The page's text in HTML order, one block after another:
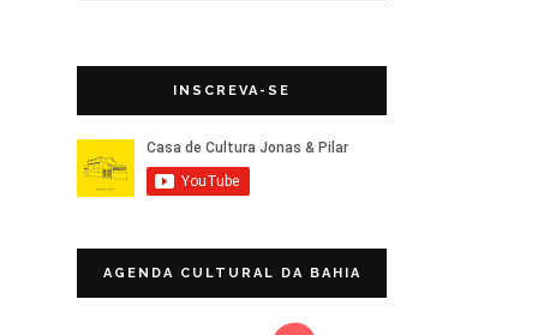
INSCREVA-SE
AGENDA CULTURAL DA BAHIA